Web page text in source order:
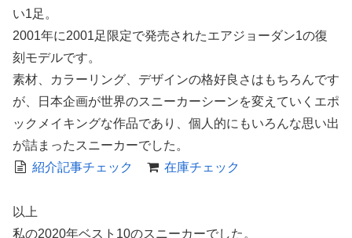
い1足。
2001年に2001足限定で発売されたエアジョーダン1の復
刻モデルです。
素材、カラーリング、デザインの格好良さはもちろんです
が、日本企画が世界のスニーカーシーンを変えていくエポ
ックメイキングな作品であり、個人的にもいろんな思い出
が詰まったスニーカーでした。
紹介記事チェック
在庫チェック
以上
私の2020年ベスト10のスニーカーでした。